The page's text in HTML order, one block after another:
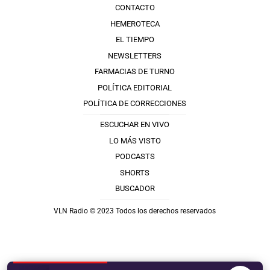
CONTACTO
HEMEROTECA
EL TIEMPO
NEWSLETTERS
FARMACIAS DE TURNO
POLÍTICA EDITORIAL
POLÍTICA DE CORRECCIONES
ESCUCHAR EN VIVO
LO MÁS VISTO
PODCASTS
SHORTS
BUSCADOR
VLN Radio © 2023 Todos los derechos reservados